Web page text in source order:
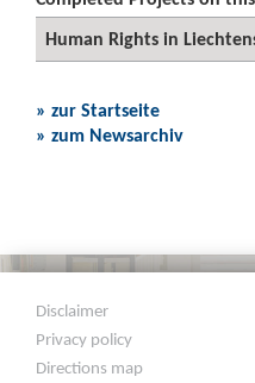
Human Rights in
» zur Startseite
» zum Newsarchiv
Disclaimer
Privacy policy
Directions map